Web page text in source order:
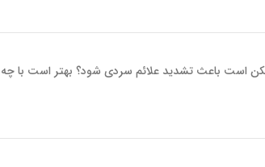
است باعث تشدید علائم سردی شود؟ بهتر است با